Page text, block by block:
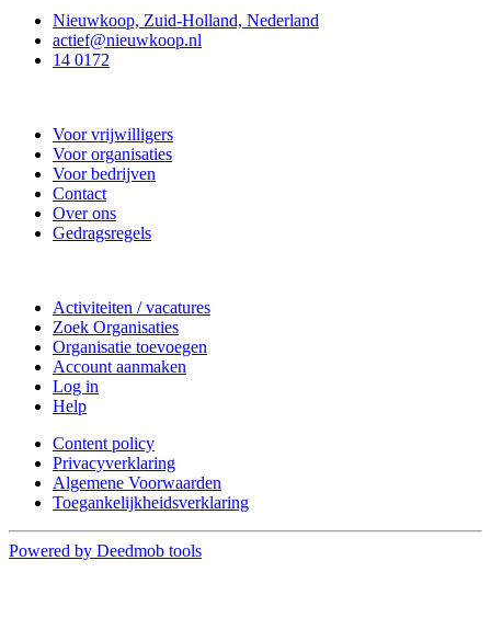
Nieuwkoop, Zuid-Holland, Nederland
actief@nieuwkoop.nl
14 0172
Voor vrijwilligers
Voor organisaties
Voor bedrijven
Contact
Over ons
Gedragsregels
Activiteiten / vacatures
Zoek Organisaties
Organisatie toevoegen
Account aanmaken
Log in
Help
Content policy
Privacyverklaring
Algemene Voorwaarden
Toegankelijkheidsverklaring
Powered by Deedmob tools